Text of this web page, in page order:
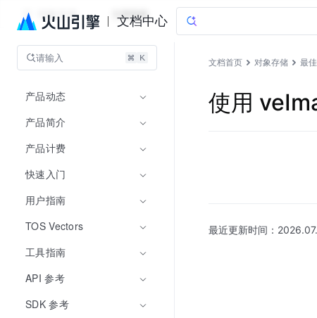
文档中心
对象存储 文档指南
请输入
产品动态
产品简介
产品计费
快速入门
用户指南
TOS Vectors
工具指南
API 参考
SDK 参考
文档首页 对象存储 最
使用
最近更新时间：